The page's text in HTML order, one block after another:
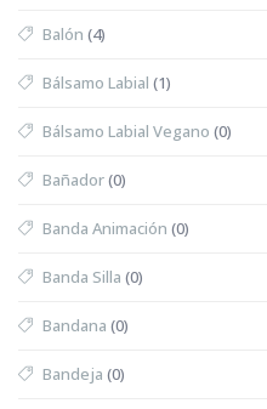
Balón (4)
Bálsamo Labial (1)
Bálsamo Labial Vegano (0)
Bañador(0)
Banda Animación (0)
Banda Silla (0)
Bandana (0)
Bandeja (0)